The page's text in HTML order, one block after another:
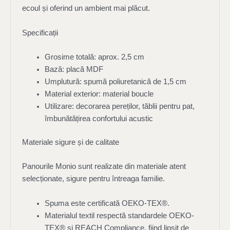
ecoul și oferind un ambient mai plăcut.
Specificații
Grosime totală: aprox. 2,5 cm
Bază: placă MDF
Umplutură: spumă poliuretanică de 1,5 cm
Material exterior: material boucle
Utilizare: decorarea pereților, tăblii pentru pat,
îmbunătățirea confortului acustic
Materiale sigure și de calitate
Panourile Monio sunt realizate din materiale atent
selecționate, sigure pentru întreaga familie.
Spuma este certificată OEKO-TEX®.
Materialul textil respectă standardele OEKO-
TEX® și REACH Compliance, fiind lipsit de